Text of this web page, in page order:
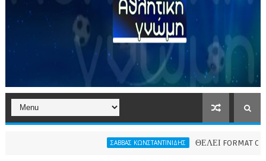
ΣΑΒΒΑΣ ΚΩΝΣΤΑΝΤΙΝΙΔΗΣ ΘΕΛΕΙ FORMAT O ΑΡΗΣ